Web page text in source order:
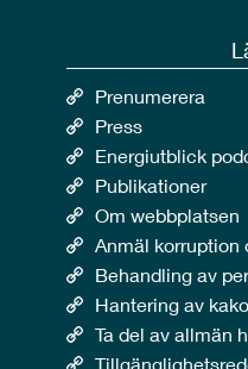
Prenumerera
Press
Energiutblick
Publikationer
Om webbplatsen
Anmäl
Behandling av
Hantering av
Ta del av allmän